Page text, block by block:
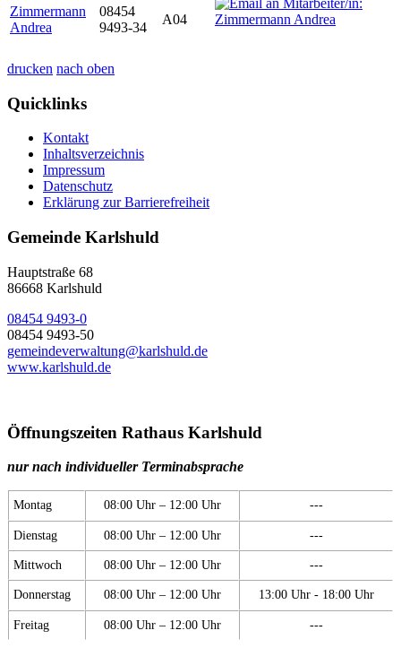
Zimmermann
Andrea
08454
9493-34
A04
drucken nach oben
Quicklinks
Kontakt
Inhaltsverzeichnis
Impressum
Datenschutz
Erklärung zur Barrierefreiheit
Gemeinde Karlshuld
Hauptstraße 68
86668 Karlshuld
08454 9493-0
08454 9493-50
gemeindeverwaltung@karlshuld.de
www.karlshuld.de
Öffnungszeiten Rathaus Karlshuld
nur nach individueller Terminabsprache
Montag 08:00 Uhr – 12:00 Uhr ---
Dienstag 08:00 Uhr – 12:00 Uhr ---
Mittwoch 08:00 Uhr – 12:00 Uhr ---
Donnerstag 08:00 Uhr – 12:00 Uhr 13:00 Uhr - 18:00 Uhr
Freitag 08:00 Uhr – 12:00 Uhr ---